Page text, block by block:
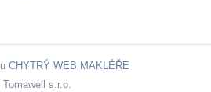
CHYTRÝ WEB MAKLÉŘE
s.r.o.